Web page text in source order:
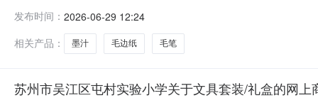
公司地址：江苏省无锡市江阴市江阴市新桥镇陶新路8号
发布时间： 2026-06-29 12:24
相关产品：
墨汁 毛边纸 毛笔
苏州市吴江区屯村实验小学关于文具套装/礼盒的网上